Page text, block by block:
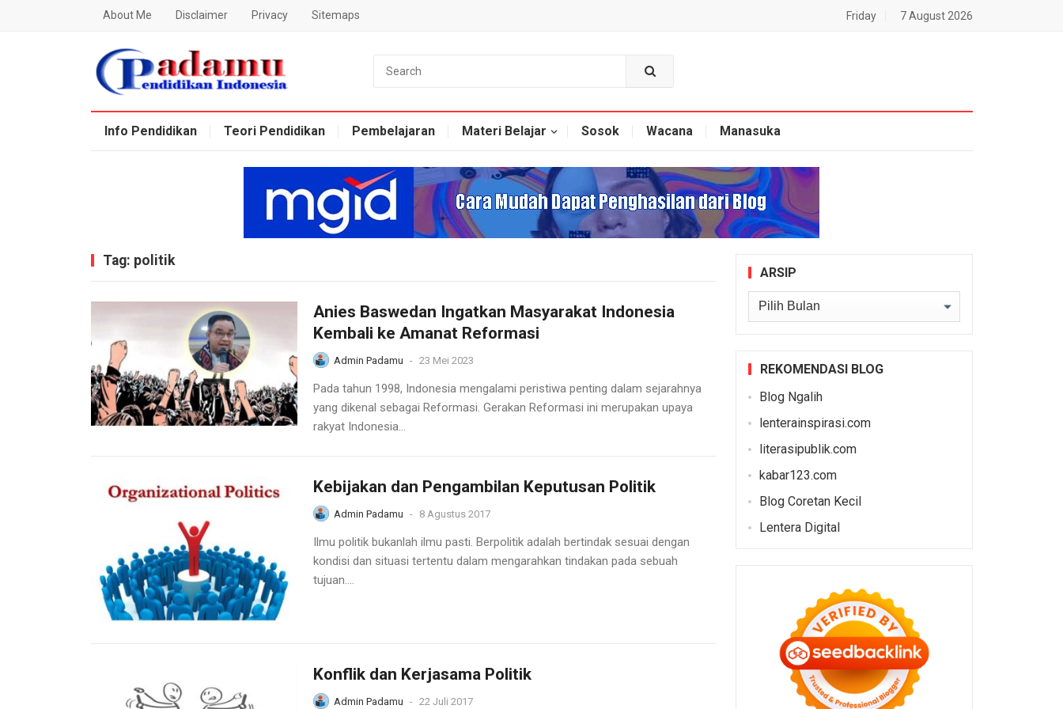
About Me Disclaimer Privacy Sitemaps Friday 7 August 2026
Blog Padamu
Info Pendidikan
Teori Pendidikan Pembelajaran Materi Belajar Sosok Wacana Manasuka
Tag: politik
Anies Baswedan Ingatkan Masyarakat Indonesia
Kembali ke Amanat Reformasi
Admin Padamu - 23 Mei 2023
Pada tahun 1998, Indonesia mengalami peristiwa penting dalam sejarahnya
yang dikenal sebagai Reformasi. Gerakan Reformasi ini merupakan upaya
rakyat Indonesia...
Kebijakan dan Pengambilan Keputusan Politik
Admin Padamu - 8 Agustus 2017
Ilmu politik bukanlah ilmu pasti. Berpolitik adalah bertindak sesuai dengan
kondisi dan situasi tertentu dalam mengarahkan tindakan pada sebuah
tujuan....
Konflik dan Kerjasama Politik
Admin Padamu - 22 Juli 2017
ARSIP
Arsip
REKOMENDASI BLOG
Blog Ngalih
lenterainspirasi.com
literasipublik.com
kabar123.com
Blog Coretan Kecil
Lentera Digital